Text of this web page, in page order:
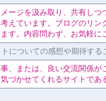
ージを汲み取り、共有し
えています。ブログのリ
す。内容問わず、お気軽
トについての感想や期待する
、または、良い交流関係
づかせてくれるサイトであ